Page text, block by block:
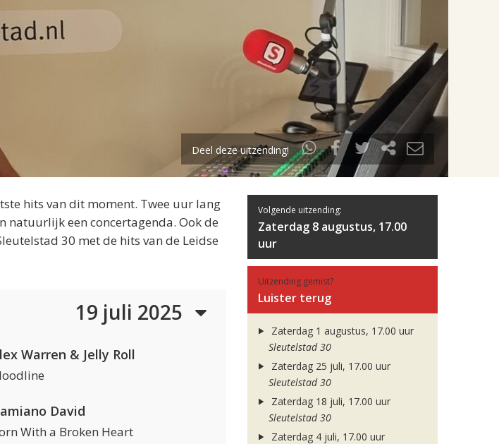
Deel deze uitzending!
hits van dit moment. Twee uur lang
natuurlijk een concertagenda. Ook de
30 met de hits van de Leidse
19 juli 2025
Warren & Jelly Roll
David
With a Broken Heart
Volgende uitzending:
Zaterdag 8 augustus, 17.00
uur
Uitzending gemist?
Luister terug
Zaterdag 1 augustus, 17.00 uur
Sleutelstad 30
Zaterdag 25 juli, 17.00 uur
Sleutelstad 30
Zaterdag 18 juli, 17.00 uur
Sleutelstad 30
Zaterdag 4 juli, 17.00 uur